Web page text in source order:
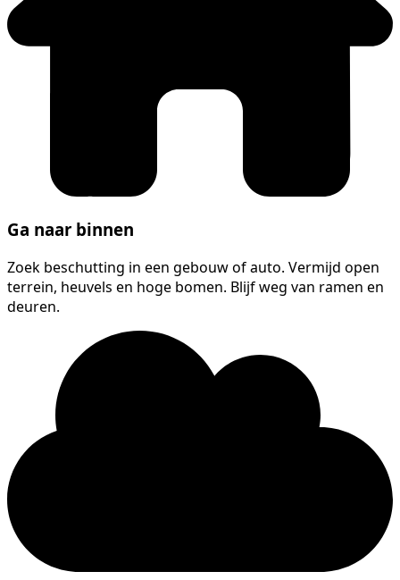
Ga naar binnen
Zoek beschutting in een gebouw of auto. Vermijd open
terrein, heuvels en hoge bomen. Blijf weg van ramen en
deuren.